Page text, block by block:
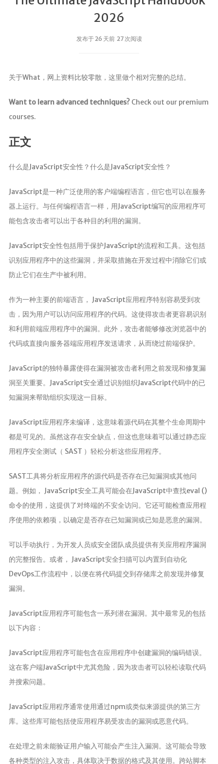
2026
发布于 26 天前 27 次阅读
关于What，网上资料比较零散，这里做个相对完整的总结。
Want to learn advanced techniques?Check out our premium
courses.
正文
什么是JavaScript安全性？什么是JavaScript安全性？
JavaScript是一种广泛使用的客户端编程语言，但它也可以在服务
器上运行。与任何编程语言一样，用JavaScript编写的应用程序可
能包含攻击者可以出于各种目的利用的漏洞。
JavaScript安全性包括用于保护JavaScript的流程和工具。这包括
识别应用程序中的这些漏洞，并采取措施在开发过程中消除它们或
防止它们在生产中被利用。
作为一种主要的前端语言， JavaScript应用程序特别容易受到攻
击，因为用户可以访问应用程序的代码。这使得攻击者更容易识别
和利用前端应用程序中的漏洞。此外，攻击者能够修改浏览器中的
代码或直接向服务器端应用程序发送请求，从而绕过前端保护。
JavaScript的独特暴露使得在漏洞被攻击者利用之前发现和修复漏
洞至关重要。JavaScript安全通过识别组织JavaScript代码中的已
知漏洞来帮助组织实现这一目标。
JavaScript应用程序未编译，这意味着源代码在其整个生命周期中
都是可见的。虽然这存在安全缺点，但这也意味着可以通过静态应
用程序安全测试（ SAST ）轻松分析这些应用程序。
SAST工具将分析应用程序的源代码是否存在已知漏洞或其他问
题。例如， JavaScript安全工具可能会在JavaScript中查找eval ()
命令的使用，这提供了对终端的不安全访问。它还可能检查应用程
序使用的依赖项，以确定是否存在已知漏洞或已知是恶意的漏洞。
可以手动执行，为开发人员或安全团队成员提供有关应用程序漏洞
的完整报告。或者， JavaScript安全扫描可以内置到自动化
DevOps工作流程中，以便在将代码提交到存储库之前发现并修复
漏洞。
JavaScript应用程序可能包含一系列潜在漏洞。其中最常见的包括
以下内容：
JavaScript应用程序可能包含在应用程序中创建漏洞的编码错误。
这在客户端JavaScript中尤其危险，因为攻击者可以轻松读取代码
并搜索问题。
JavaScript应用程序通常使用通过npm或类似来源提供的第三方
库。这些库可能包括使应用程序易受攻击的漏洞或恶意代码。
在处理之前未能验证用户输入可能会产生注入漏洞。这可能会导致
各种类型的注入攻击，具体取决于数据的格式及其使用。跨站脚本